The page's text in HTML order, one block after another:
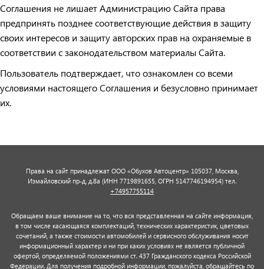
Соглашения не лишает Администрацию Сайта права
предпринять позднее соответствующие действия в защиту
своих интересов и защиту авторских прав на охраняемые в
соответствии с законодательством материалы Сайта.
Пользователь подтверждает, что ознакомлен со всеми
условиями настоящего Соглашения и безусловно принимает
их.
Права на сайт принадлежат ООО «Обухов Автоцентр» 105037, Москва,
Измайловский пр-д, д.8а (ИНН 7719891655, ОГРН 5147746194954) тел.
+74957755114
Обращаем ваше внимание на то, что вся представленная на сайте информация,
в том числе касающаяся комплектаций, технических характеристик, цветовых
сочетаний, а также стоимости автомобилей и сервисного обслуживания носит
информационный характер и ни при каких условиях не является публичной
офертой, определяемой положениями ст. 437 Гражданского кодекса Российской
Федерации. Для получения подробной информации, пожалуйста, обращайтесь по